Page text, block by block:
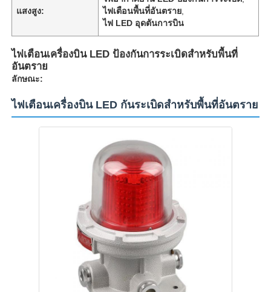
แสงสูง:
ไฟเตือนพื้นที่อันตราย
ไฟ LED อุดตันการบิน
ไฟเตือนเครื่องบิน LED ป้องกันการระเบิดสำหรับพื้นที่
อันตราย
ลักษณะ:
ไฟเตือนเครื่องบิน LED กันระเบิดสําหรับพื้นที่อันตราย